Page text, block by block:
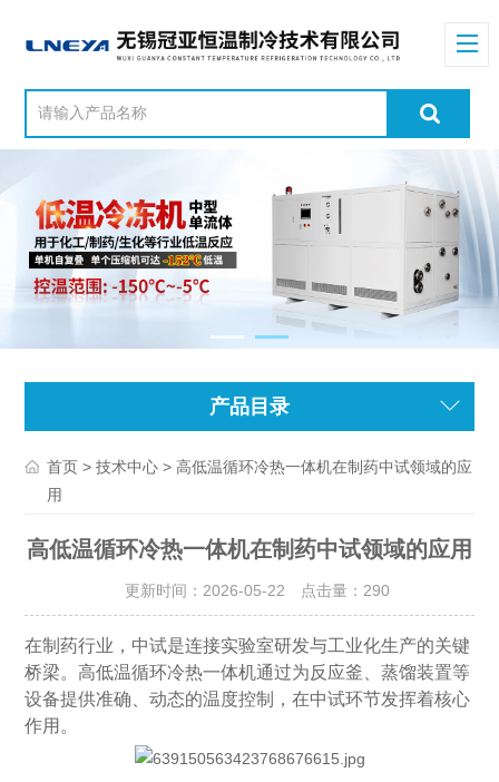
产品目录
首页 >技术中心 > 高低温循环冷热一体机在制药中试领域的应
用
高低温循环冷热一体机在制药中试领域的应用
更新时间：2026-05-22 点击量： 290
在制药行业，中试是连接实验室研发与工业化生产的关键
桥梁。高低温循环冷热一体机通过为反应釜、蒸馏装置等
设备提供准确、动态的温度控制，在中试环节发挥着核心
作用。